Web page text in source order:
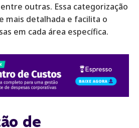
outras. Essa categorização
mais detalhada e facilita o
em cada área específica.
de